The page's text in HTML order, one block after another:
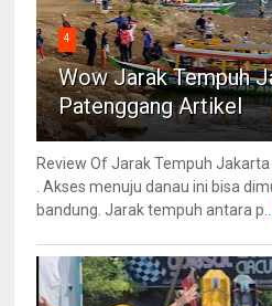
4
Wow Jarak Tempuh
Patenggang Artikel
Review Of Jarak Tempuh
. Akses menuju danau ini bisa
bandung. Jarak tempuh antara p...